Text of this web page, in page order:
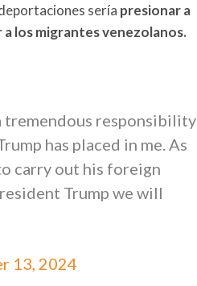
sería presionar a
los migrantes venezolanos.
tremendous responsibility
has placed in me. As
carry out his foreign
Trump we will
13, 2024